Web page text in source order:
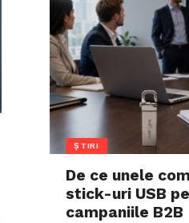
ȘTIRI
De ce unele
stick-uri USB
campaniile B2B